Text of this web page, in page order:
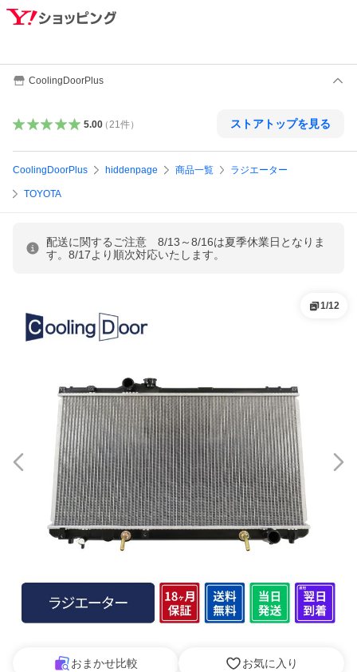
CoolingDoorPlus
5.00（ 21件） ストアトップを見る
CoolingDoorPlus hiddenpage 商品一覧 ラジエーター
TOYOTA
配送に関するご注意 8/13～8/16は夏季休業日となりま
す。8/17より順次対応いたします。
1/12
おまかせ比較 お気に入り